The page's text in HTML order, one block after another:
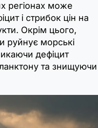
регіонах може
і стрибок цін на
Окрім цього,
руйнує морські
дефіцит
та знищуючи